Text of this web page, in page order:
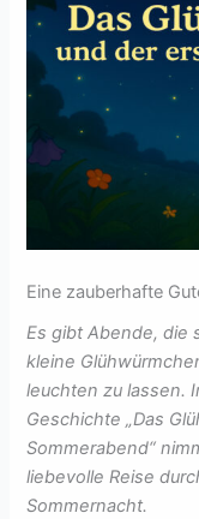
Eine zauberhafte
Es gibt Abende, die
kleine
leuchten zu lassen.
Geschichte „Das
Sommerabend“
liebevolle Reise
Sommernacht.